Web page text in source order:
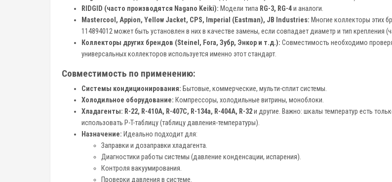
RIDGID (часто производятся Nagano Keiki): Модели типа RG-3, RG-4и аналоги.
Mastercool, Appion, Yellow Jacket, CPS, Imperial (Eastman), JB Industries: Многие коллекторы этих
114894012 может быть установлен в них в качестве замены, если совпадает диаметр и тип крепления
Коллекторы других брендов (Steinel, Fora, Зубр, Энкор и т.д.): Совместимость необходимо
универсальных коллекторов используется именно этот стандарт.
Совместимость по применению:
Системы кондиционирования: Бытовые, коммерческие, мульти-сплит системы.
Холодильное оборудование: Компрессоры, холодильные витрины, моноблоки.
Хладагенты: R-22, R-410A, R-407C, R-134a, R-404A, R-32и другие. Важно: шкалы температур есть
использовать P-T-таблицу (таблицу давления-температуры).
Назначение: Идеально подходит для:
Заправки и дозаправки хладагента.
Диагностики работы системы (давление конденсации, испарения).
Контроля вакуумирования.
Проверки давления в системе.